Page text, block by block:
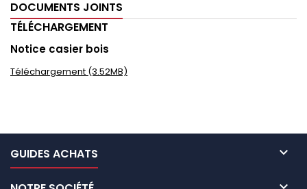
DOCUMENTS JOINTS
TÉLÉCHARGEMENT
Notice casier bois
Téléchargement (3.52MB)
GUIDES ACHATS 